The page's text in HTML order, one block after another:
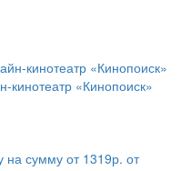
кинотеатр «Кинопоиск»